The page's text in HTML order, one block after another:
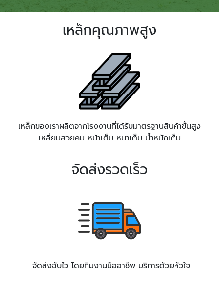
เหล็กคุณภาพสูง
เหล็กของเราผลิตจากโรงงานที่ได้รับมาตรฐานสินค้าขั้นสูง
เหลี่ยมสวยคม หน้าเต็ม หนาเต็ม น้ำหนักเต็ม
จัดส่งรวดเร็ว
จัดส่งฉับไว โดยทีมงานมืออาชีพ บริการด้วยหัวใจ